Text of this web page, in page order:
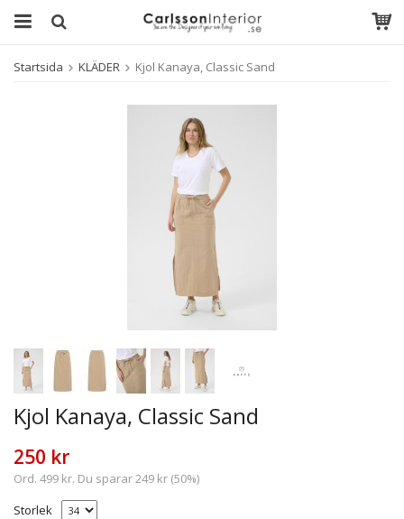
Startsida KLÄDER Kjol Kanaya, Classic Sand
Kjol Kanaya, Classic Sand
250 kr
Ord. 499 kr. Du sparar249 kr (50%)
Storlek